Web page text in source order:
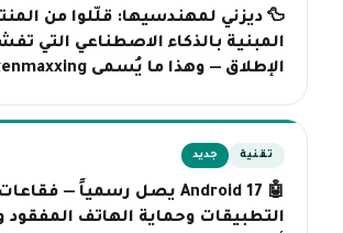
🦆 ديزني لمهندسيها: قلّلوا من
المبنية بالذكاء الاصطناعي التي
الإطلاق — وهذا ما يُسمى Tokenmaxxing
تقنية جديد
🤖 Android 17 يصل رسمياً — فقاعات
التطبيقات وحماية الهاتف المفقود